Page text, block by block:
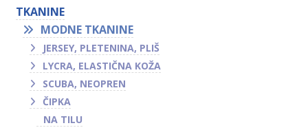
TKANINE
MODNE TKANINE
JERSEY, PLETENINA, PLIŠ
LYCRA, ELASTIČNA KOŽA
SCUBA, NEOPREN
ČIPKA
NA TILU